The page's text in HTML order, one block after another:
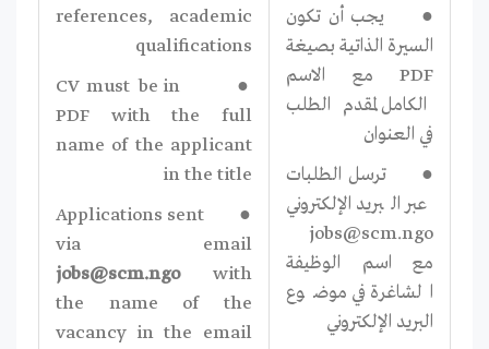
● يجب أن تكون
السيرة الذاتية بصيغة
PDF مع الاسم
الكامل لمقدم الطلب
في العنوان
● ترسل الطلبات
عبر البريد الإلكتروني
jobs@scm.ngo
مع اسم الوظيفة
الشاغرة في موضوع
البريد الإلكتروني
references, academic
qualifications
● CV must be in
PDF with the full
name of the applicant
in the title
● Applications sent
via email
jobs@scm.ngowith
the name of the
vacancy in the email